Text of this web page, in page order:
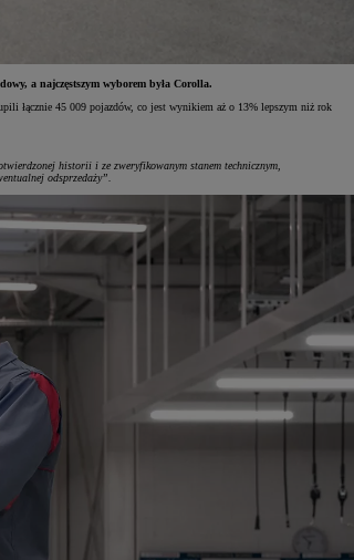
a najczęstszym wyborem była Corolla.
łącznie 45 009 pojazdów, co jest wynikiem aż o 13% lepszym niż rok
historii i ze zweryfikowanym stanem technicznym,
odsprzedaży”.